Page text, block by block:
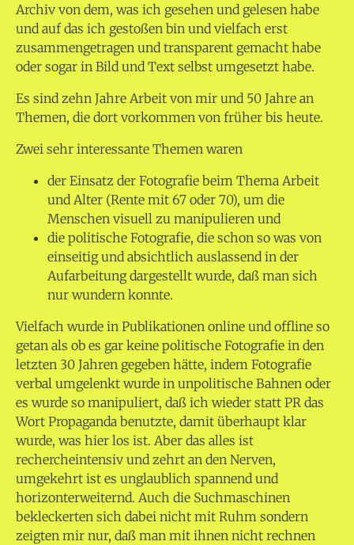
Archiv von dem, was ich gesehen und gelesen habe
und auf das ich gestoßen bin und vielfach erst
zusammengetragen und transparent gemacht habe
oder sogar in Bild und Text selbst umgesetzt habe.
Es sind zehn Jahre Arbeit von mir und 50 Jahre an
Themen, die dort vorkommen von früher bis heute.
Zwei sehr interessante Themen waren
der Einsatz der Fotografie beim Thema Arbeit
und Alter (Rente mit 67 oder 70), um die
Menschen visuell zu manipulieren und
die politische Fotografie, die schon so was von
einseitig und absichtlich auslassend in der
Aufarbeitung dargestellt wurde, daß man sich
nur wundern konnte.
Vielfach wurde in Publikationen online und offline so
getan als ob es gar keine politische Fotografie in den
letzten 30 Jahren gegeben hätte, indem Fotografie
verbal umgelenkt wurde in unpolitische Bahnen oder
es wurde so manipuliert, daß ich wieder statt PR das
Wort Propaganda benutzte, damit überhaupt klar
wurde, was hier los ist. Aber das alles ist
rechercheintensiv und zehrt an den Nerven,
umgekehrt ist es unglaublich spannend und
horizonterweiternd. Auch die Suchmaschinen
bekleckerten sich dabei nicht mit Ruhm sondern
zeigten mir nur, daß man mit ihnen nicht rechnen